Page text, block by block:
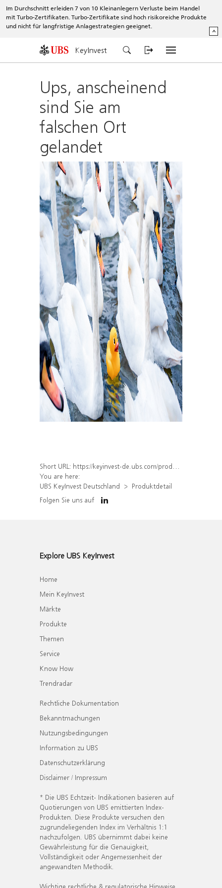
Im Durchschnitt erleiden 7 von 10 Kleinanlegern Verluste beim Handel
mit Turbo-Zertifikaten. Turbo-Zertifikate sind hoch risikoreiche Produkte
und nicht für langfristige Anlagestrategien geeignet.
^
KeyInvest
Ups, anscheinend
sind Sie am
falschen Ort
gelandet
Short URL: https://keyinvest-de.ubs.com/produkt/detail/index/isin/DE000WA76N55
You are here:
UBS KeyInvest Deutschland
Produktdetail
Folgen Sie uns auf
Explore UBS KeyInvest
Home
Mein KeyInvest
Märkte
Produkte
Themen
Service
Know How
Trendradar
Rechtliche Dokumentation
Bekanntmachungen
Nutzungsbedingungen
Information zu UBS
Datenschutzerklärung
Disclaimer / Impressum
* Die UBS Echtzeit- Indikationen basieren auf
Quotierungen von UBS emittierten Index-
Produkten. Diese Produkte versuchen den
zugrundeliegenden Index im Verhältnis 1:1
nachzufolgen. UBS übernimmt dabei keine
Gewährleistung für die Genauigkeit,
Vollständigkeit oder Angemessenheit der
angewandten Methodik.